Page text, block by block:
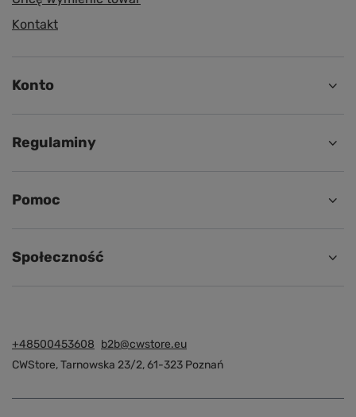
Kontakt
Konto
Regulaminy
Pomoc
Społeczność
+48500453608 b2b@cwstore.eu
CWStore,Tarnowska 23/2,61-323 Poznań